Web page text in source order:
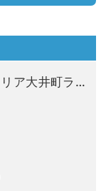
〒140-0014 大井1-16-2 ブリリア大井町ラヴィアンタワー 2F